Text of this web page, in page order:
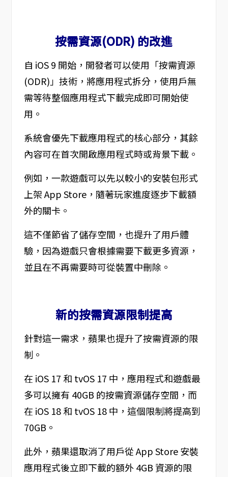
按需資源(ODR) 的改進
自 iOS 9 開始，開發者可以使用「按需資源
(ODR)」技術，將應用程式拆分，使用戶無
需等待整個應用程式下載完成即可開始使
用。
系統會優先下載應用程式的核心部分，其餘
內容可在首次開啟應用程式時或背景下載。
例如，一款遊戲可以先以較小的安裝包形式
上架 App Store，隨著玩家進度逐步下載額
外的關卡。
這不僅節省了儲存空間，也提升了用戶體
驗，因為遊戲只會根據需要下載更多資源，
並且在不再需要時可從裝置中刪除。
新的按需資源限制提高
針對這一需求，蘋果也提升了按需資源的限
制。
在 iOS 17 和 tvOS 17 中，應用程式和遊戲最
多可以擁有 40GB 的按需資源儲存空間，而
在 iOS 18 和 tvOS 18 中，這個限制將提高到
70GB。
此外，蘋果還取消了用戶從 App Store 安裝
應用程式後立即下載的額外 4GB 資源的限